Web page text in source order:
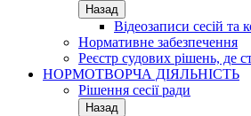
Назад
Відеозаписи сесій та
Нормативне забезпечення
Реєстр судових рішень, де
НОРМОТВОРЧА ДІЯЛЬНІСТЬ
Рішення сесії ради
Назад